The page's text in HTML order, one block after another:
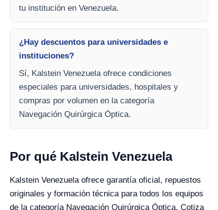
tu institución en Venezuela.
¿Hay descuentos para universidades e
instituciones?
Sí, Kalstein Venezuela ofrece condiciones
especiales para universidades, hospitales y
compras por volumen en la categoría
Navegación Quirúrgica Óptica.
Por qué Kalstein Venezuela
Kalstein Venezuela ofrece garantía oficial, repuestos
originales y formación técnica para todos los equipos
de la categoría Navegación Quirúrgica Óptica. Cotiza